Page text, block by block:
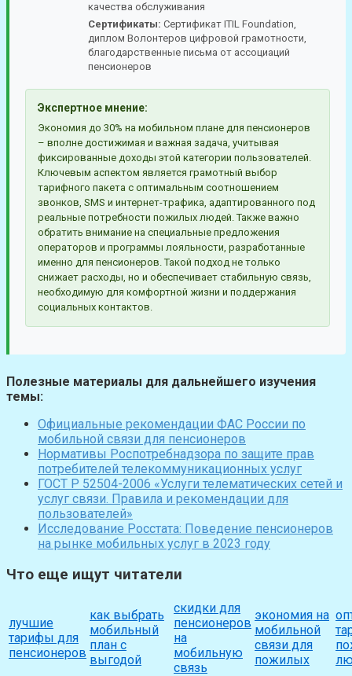
качества обслуживания
Сертификаты: Сертификат ITIL Foundation,
диплом Волонтеров цифровой грамотности,
благодарственные письма от ассоциаций
пенсионеров
Экспертное мнение:
Экономия до 30% на мобильном плане для пенсионеров
– вполне достижимая и важная задача, учитывая
фиксированные доходы этой категории пользователей.
Ключевым аспектом является грамотный выбор
тарифного пакета с оптимальным соотношением
звонков, SMS и интернет-трафика, адаптированного под
реальные потребности пожилых людей. Также важно
обратить внимание на специальные предложения
операторов и программы лояльности, разработанные
именно для пенсионеров. Такой подход не только
снижает расходы, но и обеспечивает стабильную связь,
необходимую для комфортной жизни и поддержания
социальных контактов.
Полезные материалы для дальнейшего изучения
темы:
Официальные рекомендации ФАС России по
мобильной связи для пенсионеров
Нормативы Роспотребнадзора по защите прав
потребителей телекоммуникационных услуг
ГОСТ Р 52504-2006 «Услуги телематических сетей и
услуг связи. Правила и рекомендации для
пользователей»
Исследование Росстата: Поведение пенсионеров
на рынке мобильных услуг в 2023 году
Что еще ищут читатели
лучшие
тарифы для
пенсионеров
как выбрать
мобильный
план с
выгодой
скидки для
пенсионеров
на
мобильную
связь
экономия на
мобильной
связи для
пожилых